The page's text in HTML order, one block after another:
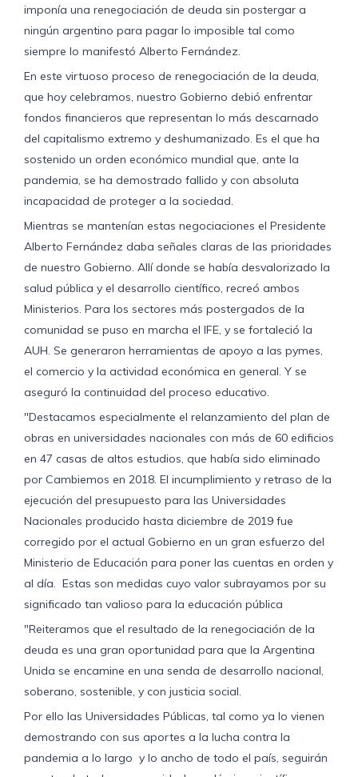
imponía una renegociación de deuda sin postergar a
ningún argentino para pagar lo imposible tal como
siempre lo manifestó Alberto Fernández.
En este virtuoso proceso de renegociación de la deuda,
que hoy celebramos, nuestro Gobierno debió enfrentar
fondos financieros que representan lo más descarnado
del capitalismo extremo y deshumanizado. Es el que ha
sostenido un orden económico mundial que, ante la
pandemia, se ha demostrado fallido y con absoluta
incapacidad de proteger a la sociedad.
Mientras se mantenían estas negociaciones el Presidente
Alberto Fernández daba señales claras de las prioridades
de nuestro Gobierno. Allí donde se había desvalorizado la
salud pública y el desarrollo científico, recreó ambos
Ministerios. Para los sectores más postergados de la
comunidad se puso en marcha el IFE, y se fortaleció la
AUH. Se generaron herramientas de apoyo a las pymes,
el comercio y la actividad económica en general. Y se
aseguró la continuidad del proceso educativo.
"Destacamos especialmente el relanzamiento del plan de
obras en universidades nacionales con más de 60 edificios
en 47 casas de altos estudios, que había sido eliminado
por Cambiemos en 2018. El incumplimiento y retraso de la
ejecución del presupuesto para las Universidades
Nacionales producido hasta diciembre de 2019 fue
corregido por el actual Gobierno en un gran esfuerzo del
Ministerio de Educación para poner las cuentas en orden y
al día. Estas son medidas cuyo valor subrayamos por su
significado tan valioso para la educación pública
"Reiteramos que el resultado de la renegociación de la
deuda es una gran oportunidad para que la Argentina
Unida se encamine en una senda de desarrollo nacional,
soberano, sostenible, y con justicia social.
Por ello las Universidades Públicas, tal como ya lo vienen
demostrando con sus aportes a la lucha contra la
pandemia a lo largo y lo ancho de todo el país, seguirán